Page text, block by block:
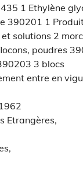
1 Ethylène
390201 1
solutions 2
poudres
3 blocs
entre en
Etrangères,